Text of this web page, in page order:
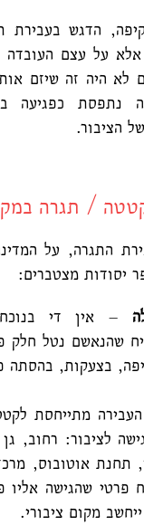
הדגש בעבירת
על עצם
לא היה זה שיזם
נתפסת כפגיעה
הציבור.
/ תגרה
התגרה, על
יסודות מצטברים:
– אין די
שהנאשם נטל חלק
בצעקות, בהסתה
מתייחסת
לציבור: רחוב, גן
תחנת אוטובוס,
פרטי שהגישה אליו
מקום ציבורי.